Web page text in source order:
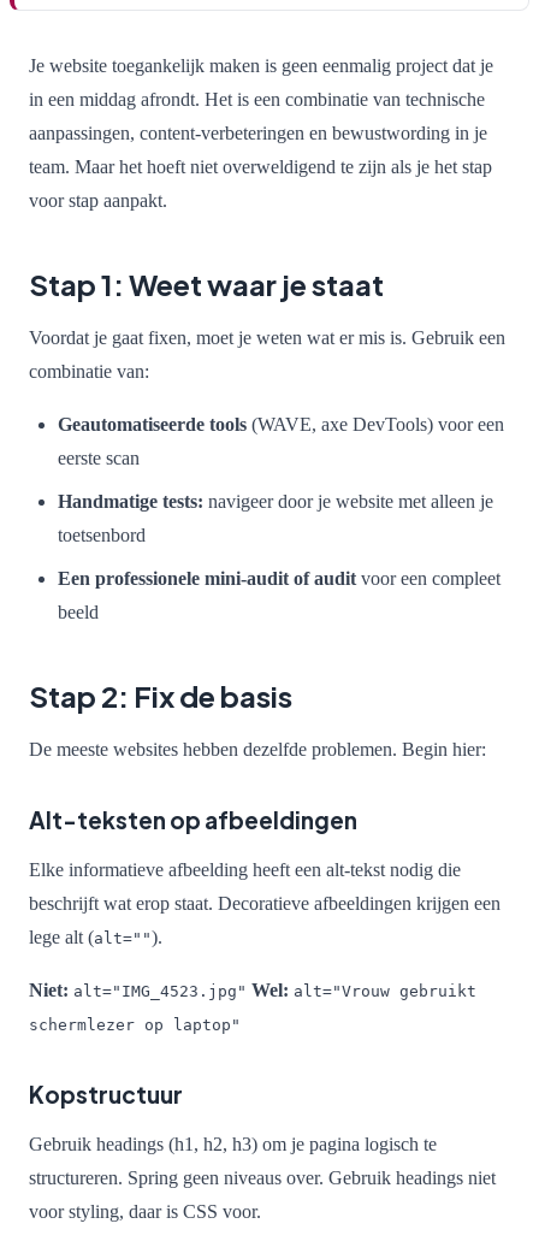
Je website toegankelijk maken is geen eenmalig project dat je
in een middag afrondt. Het is een combinatie van technische
aanpassingen, content-verbeteringen en bewustwording in je
team. Maar het hoeft niet overweldigend te zijn als je het stap
voor stap aanpakt.
Stap 1: Weet waar je staat
Voordat je gaat fixen, moet je weten wat er mis is. Gebruik een
combinatie van:
Geautomatiseerde tools (WAVE, axe DevTools) voor een
eerste scan
Handmatige tests: navigeer door je website met alleen je
toetsenbord
Een professionele mini-audit of audit voor een compleet
beeld
Stap 2: Fix de basis
De meeste websites hebben dezelfde problemen. Begin hier:
Alt-teksten op afbeeldingen
Elke informatieve afbeelding heeft een alt-tekst nodig die
beschrijft wat erop staat. Decoratieve afbeeldingen krijgen een
lege alt (alt="").
Niet: alt="IMG_4523.jpg" Wel: alt="Vrouw gebruikt
schermlezer op laptop"
Kopstructuur
Gebruik headings (h1, h2, h3) om je pagina logisch te
structureren. Spring geen niveaus over. Gebruik headings niet
voor styling, daar is CSS voor.